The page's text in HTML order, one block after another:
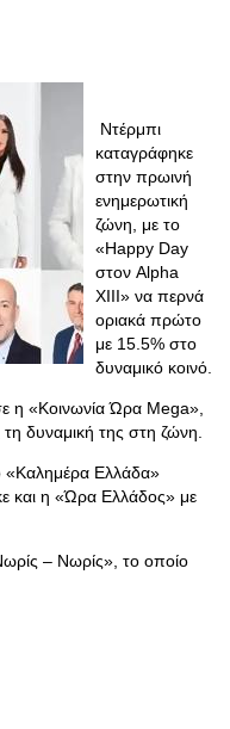
Ντέρμπι
καταγράφηκε
στην πρωινή
ενημερωτική
ζώνη, με το
«Happy Day
στον Alpha
XIII» να περνά
οριακά πρώτο
με 15.5% στο
δυναμικό κοινό.
η «Κοινωνία Ώρα Mega»,
δυναμική της στη ζώνη.
«Καλημέρα Ελλάδα»
και η «Ώρα Ελλάδος» με
– Νωρίς», το οποίο